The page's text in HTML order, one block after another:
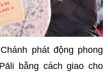
phát động phong
bằng cách giao cho